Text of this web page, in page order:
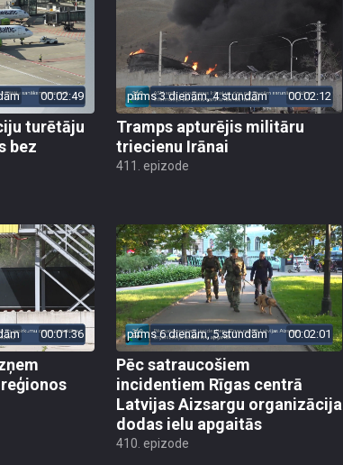
00:02:49
turētāju
bez
pirms 3 dienām, 4 stundām 00:02:12
Tramps apturējis militāru
triecienu Irānai
411. epizode
00:01:36 pirms 6 dienām, 5 stundām 00:02:01
Pēc satraucošiem
incidentiem Rīgas centrā
Latvijas Aizsargu organizācija
dodas ielu apgaitās
410. epizode